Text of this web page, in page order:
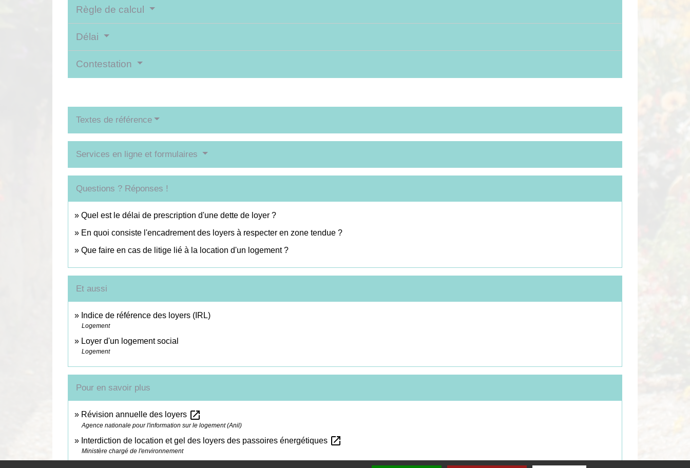
Règle de calcul
Délai
Contestation
Textes de référence
Services en ligne et formulaires
Questions ? Réponses !
Quel est le délai de prescription d'une dette de loyer ?
En quoi consiste l'encadrement des loyers à respecter en zone tendue ?
Que faire en cas de litige lié à la location d'un logement ?
Et aussi
Indice de référence des loyers (IRL)
Logement
Loyer d'un logement social
Logement
Pour en savoir plus
Révision annuelle des loyers open_in_new
Agence nationale pour l'information sur le logement (Anil)
Interdiction de location et gel des loyers des passoires énergétiques open_in_new
Ministère chargé de l'environnement